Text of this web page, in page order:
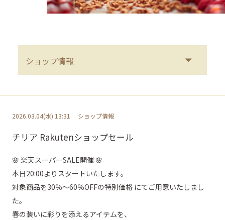
2026.03.04(水) 13:31 ショップ情報
チリア Rakutenショップセール
🌸 楽天スーパーSALE開催 🌸
本日20:00よりスタートいたします。
対象商品を30％～60％OFFの特別価格にてご用意いたしまし
た。
春の装いに彩りを添えるアイテムを、